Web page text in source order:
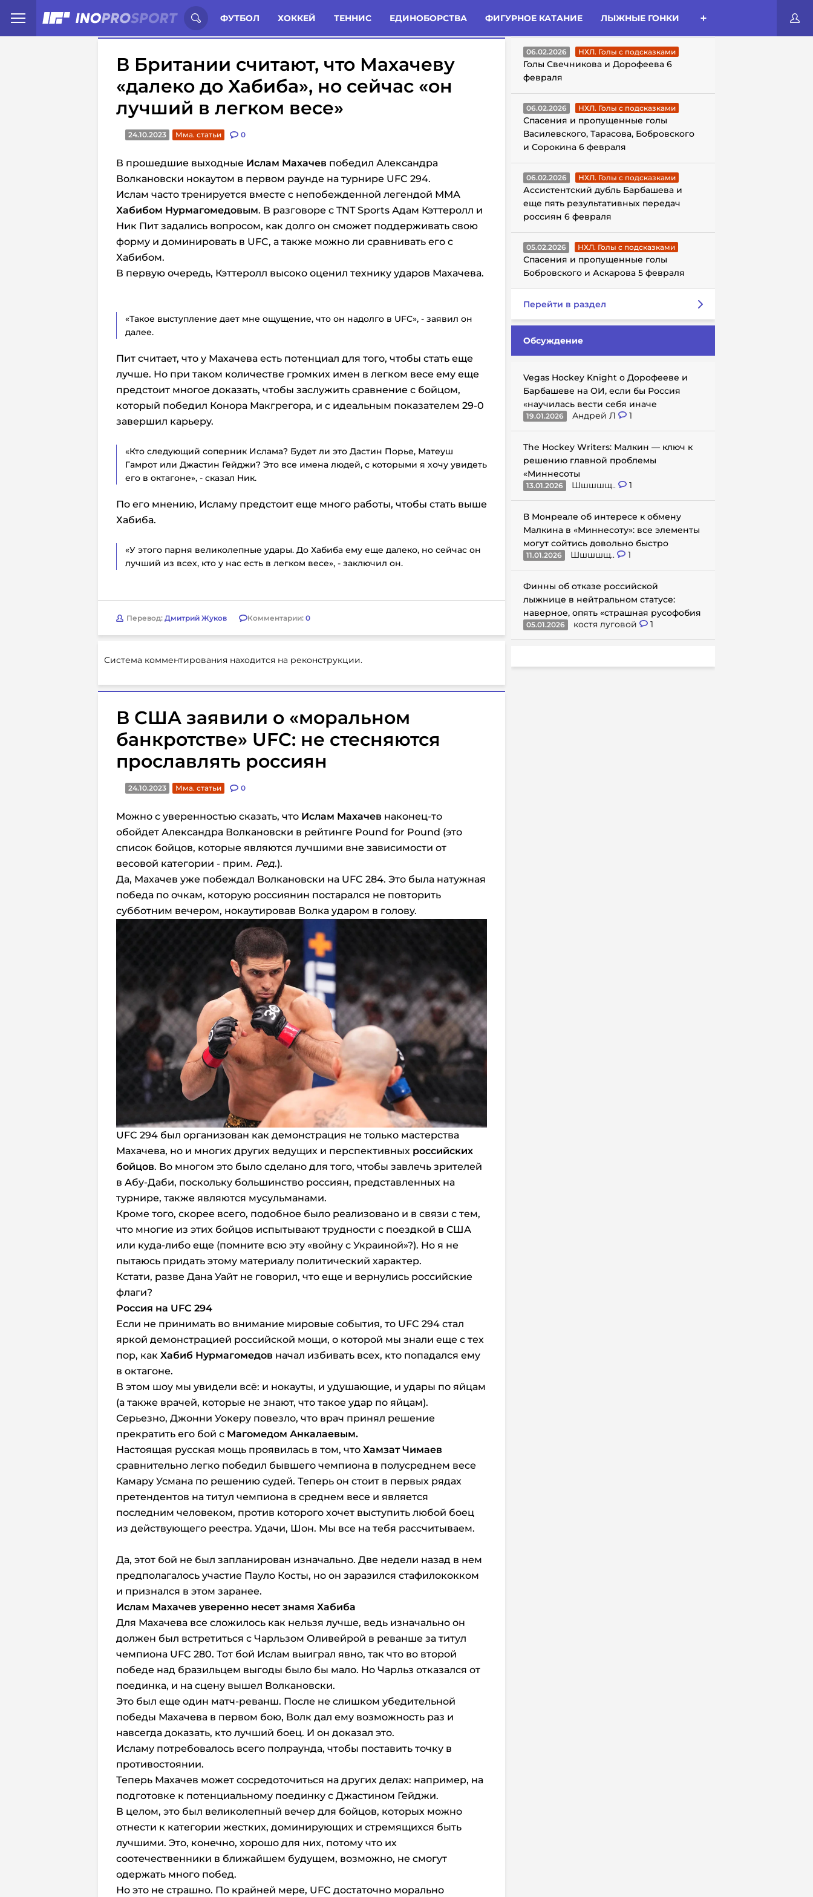
ФУТБОЛ ХОККЕЙ ТЕННИС ЕДИНОБОРСТВА ФИГУРНОЕ КАТАНИЕ ЛЫЖНЫЕ ГОНКИ
Иностранцы о спорте России: Статьи Комменты Новости
В Британии считают, что Махачеву
«далеко до Хабиба», но сейчас «он
лучший в легком весе»
24.10.2023 Мма. статьи 0
В прошедшие выходные Ислам Махачев победил Александра
Волкановски нокаутом в первом раунде на турнире UFC 294.
Ислам часто тренируется вместе с непобежденной легендой ММА
Хабибом Нурмагомедовым. В разговоре с TNT Sports Адам Кэттеролл и
Ник Пит задались вопросом, как долго он сможет поддерживать свою
форму и доминировать в UFC, а также можно ли сравнивать его с
Хабибом.
В первую очередь, Кэттеролл высоко оценил технику ударов Махачева.
«Такое выступление дает мне ощущение, что он надолго в UFC», - заявил он
далее.
Пит считает, что у Махачева есть потенциал для того, чтобы стать еще
лучше. Но при таком количестве громких имен в легком весе ему еще
предстоит многое доказать, чтобы заслужить сравнение с бойцом,
который победил Конора Макгрегора, и с идеальным показателем 29-0
завершил карьеру.
«Кто следующий соперник Ислама? Будет ли это Дастин Порье, Матеуш
Гамрот или Джастин Гейджи? Это все имена людей, с которыми я хочу увидеть
его в октагоне», - сказал Ник.
По его мнению, Исламу предстоит еще много работы, чтобы стать выше
Хабиба.
«У этого парня великолепные удары. До Хабиба ему еще далеко, но сейчаc он
лучший из всех, кто у нас есть в легком весе», - заключил он.
Перевод: Дмитрий Жуков Комментарии: 0
Система комментирования находится на реконструкции.
В США заявили о «моральном
банкротстве» UFC: не стесняются
прославлять россиян
24.10.2023 Мма. статьи 0
Можно с уверенностью сказать, что Ислам Махачев наконец-то
обойдет Александра Волкановски в рейтинге Pound for Pound (это
список бойцов, которые являются лучшими вне зависимости от
весовой категории - прим. Ред.).
Да, Махачев уже побеждал Волкановски на UFC 284. Это была натужная
победа по очкам, которую россиянин постарался не повторить
субботним вечером, нокаутировав Волка ударом в голову.
UFC 294 был организован как демонстрация не только мастерства
Махачева, но и многих других ведущих и перспективных российских
бойцов. Во многом это было сделано для того, чтобы завлечь зрителей
в Абу-Даби, поскольку большинство россиян, представленных на
турнире, также являются мусульманами.
Кроме того, скорее всего, подобное было реализовано и в связи с тем,
что многие из этих бойцов испытывают трудности с поездкой в США
или куда-либо еще (помните всю эту «войну с Украиной»?). Но я не
пытаюсь придать этому материалу политический характер.
Кстати, разве Дана Уайт не говорил, что еще и вернулись российские
флаги?
Россия на UFC 294
Если не принимать во внимание мировые события, то UFC 294 стал
яркой демонстрацией российской мощи, о которой мы знали еще с тех
пор, как Хабиб Нурмагомедов начал избивать всех, кто попадался ему
в октагоне.
В этом шоу мы увидели всё: и нокауты, и удушающие, и удары по яйцам
(а также врачей, которые не знают, что такое удар по яйцам).
Серьезно, Джонни Уокеру повезло, что врач принял решение
прекратить его бой с Магомедом Анкалаевым.
Настоящая русская мощь проявилась в том, что Хамзат Чимаев
сравнительно легко победил бывшего чемпиона в полусреднем весе
Камару Усмана по решению судей. Теперь он стоит в первых рядах
претендентов на титул чемпиона в среднем весе и является
последним человеком, против которого хочет выступить любой боец
из действующего реестра. Удачи, Шон. Мы все на тебя рассчитываем.
Да, этот бой не был запланирован изначально. Две недели назад в нем
предполагалось участие Пауло Косты, но он заразился стафилококком
и признался в этом заранее.
Ислам Махачев уверенно несет знамя Хабиба
Для Махачева все сложилось как нельзя лучше, ведь изначально он
должен был встретиться с Чарльзом Оливейрой в реванше за титул
чемпиона UFC 280. Тот бой Ислам выиграл явно, так что во второй
победе над бразильцем выгоды было бы мало. Но Чарльз отказался от
поединка, и на сцену вышел Волкановски.
Это был еще один матч-реванш. После не слишком убедительной
победы Махачева в первом бою, Волк дал ему возможность раз и
навсегда доказать, кто лучший боец. И он доказал это.
Исламу потребовалось всего полраунда, чтобы поставить точку в
противостоянии.
Теперь Махачев может сосредоточиться на других делах: например, на
подготовке к потенциальному поединку с Джастином Гейджи.
В целом, это был великолепный вечер для бойцов, которых можно
отнести к категории жестких, доминирующих и стремящихся быть
лучшими. Это, конечно, хорошо для них, потому что их
соотечественники в ближайшем будущем, возможно, не смогут
одержать много побед.
Но это не страшно. По крайней мере, UFC достаточно морально
ГОЛЫ С ПОДСКАЗКАМИ
06.02.2026 НХЛ. Голы с подсказками
Голы Свечникова и Дорофеева 6
февраля
06.02.2026 НХЛ. Голы с подсказками
Спасения и пропущенные голы
Василевского, Тарасова, Бобровского
и Сорокина 6 февраля
06.02.2026 НХЛ. Голы с подсказками
Ассистентский дубль Барбашева и
еще пять результативных передач
россиян 6 февраля
05.02.2026 НХЛ. Голы с подсказками
Спасения и пропущенные голы
Бобровского и Аскарова 5 февраля
Перейти в раздел
Обсуждение
Vegas Hockey Knight о Дорофееве и
Барбашеве на ОИ, если бы Россия
«научилась вести себя иначе
19.01.2026 Андрей Л 1
The Hockey Writers: Малкин — ключ к
решению главной проблемы
«Миннесоты
13.01.2026 Шшшшщ.. 1
В Монреале об интересе к обмену
Малкина в «Миннесоту»: все элементы
могут сойтись довольно быстро
11.01.2026 Шшшшщ.. 1
Финны об отказе российской
лыжнице в нейтральном статусе:
наверное, опять «страшная русофобия
05.01.2026 костя луговой 1